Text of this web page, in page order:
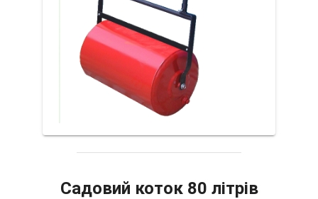
Садовий коток 80 літрів